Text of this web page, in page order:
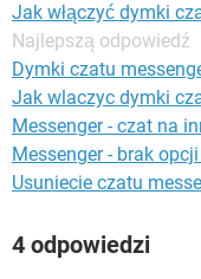
Jak włączyć dymki
Najlepszą odpowiedź
Dymki czatu
Jak wlaczyc dymki
Messenger - czat na
Messenger - brak
Usuniecie czatu
4 odpowiedzi